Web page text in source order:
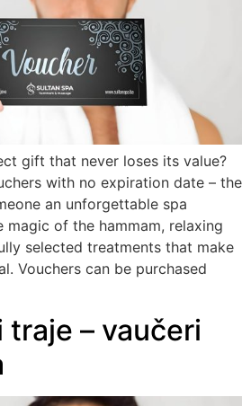
gift that never loses its value?
with no expiration date – the
an unforgettable spa
magic of the hammam, relaxing
selected treatments that make
Vouchers can be purchased
traje – vaučeri